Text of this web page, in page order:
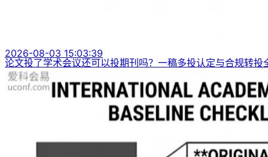
2026-08-03 15:03:39
论文投了学术会议还可以投期刊吗？一稿多投认定与合规转投